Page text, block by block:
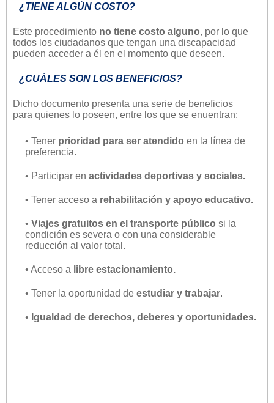
¿TIENE ALGÚN COSTO?
Este procedimiento no tiene costo alguno, por lo que
todos los ciudadanos que tengan una discapacidad
pueden acceder a él en el momento que deseen.
¿CUÁLES SON LOS BENEFICIOS?
Dicho documento presenta una serie de beneficios
para quienes lo poseen, entre los que se enuentran:
• Tener prioridad para ser atendido en la línea de
preferencia.
• Participar en actividades deportivas y sociales.
• Tener acceso a rehabilitación y apoyo educativo.
• Viajes gratuitos en el transporte público si la
condición es severa o con una considerable
reducción al valor total.
• Acceso a libre estacionamiento.
• Tener la oportunidad de estudiar y trabajar.
• Igualdad de derechos, deberes y oportunidades.